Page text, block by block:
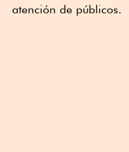
atención de públicos.